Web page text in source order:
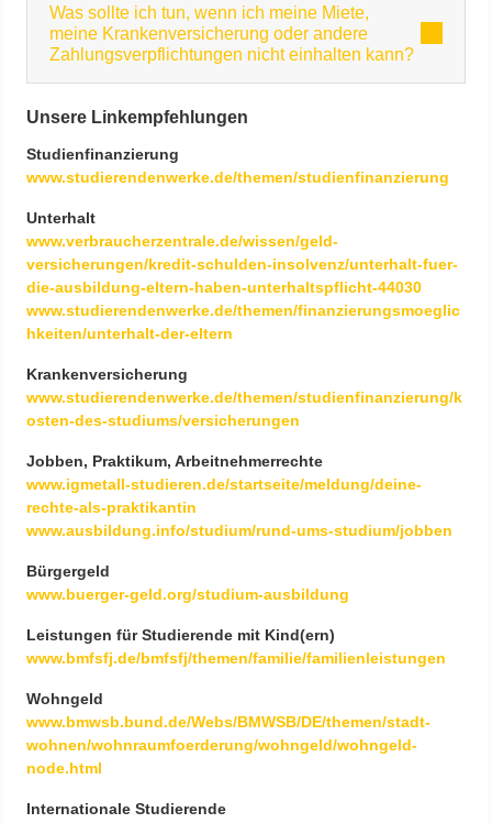
Was sollte ich tun, wenn ich meine Miete,
meine Krankenversicherung oder andere
Zahlungsverpflichtungen nicht einhalten kann?
Unsere Linkempfehlungen
Studienfinanzierung
www.studierendenwerke.de/themen/studienfinanzierung
Unterhalt
www.verbraucherzentrale.de/wissen/geld-
versicherungen/kredit-schulden-insolvenz/unterhalt-fuer-
die-ausbildung-eltern-haben-unterhaltspflicht-44030
www.studierendenwerke.de/themen/finanzierungsmoeglic
hkeiten/unterhalt-der-eltern
Krankenversicherung
www.studierendenwerke.de/themen/studienfinanzierung/k
osten-des-studiums/versicherungen
Jobben, Praktikum, Arbeitnehmerrechte
www.igmetall-studieren.de/startseite/meldung/deine-
rechte-als-praktikantin
www.ausbildung.info/studium/rund-ums-studium/jobben
Bürgergeld
www.buerger-geld.org/studium-ausbildung
Leistungen für Studierende mit Kind(ern)
www.bmfsfj.de/bmfsfj/themen/familie/familienleistungen
Wohngeld
www.bmwsb.bund.de/Webs/BMWSB/DE/themen/stadt-
wohnen/wohnraumfoerderung/wohngeld/wohngeld-
node.html
Internationale Studierende